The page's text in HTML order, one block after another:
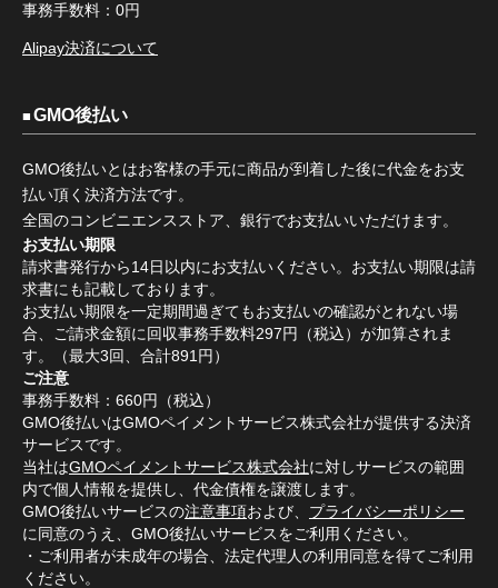
事務手数料：0円
Alipay決済について
GMO後払い
GMO後払いとはお客様の手元に商品が到着した後に代金をお支
払い頂く決済方法です。
全国のコンビニエンスストア、銀行でお支払いいただけます。
お支払い期限
請求書発行から14日以内にお支払いください。お支払い期限は請
求書にも記載しております。
お支払い期限を一定期間過ぎてもお支払いの確認がとれない場
合、ご請求金額に回収事務手数料297円（税込）が加算されま
す。（最大3回、合計891円）
ご注意
事務手数料：660円（税込）
GMO後払いはGMOペイメントサービス株式会社が提供する決済
サービスです。
当社はGMOペイメントサービス株式会社に対しサービスの範囲
内で個人情報を提供し、代金債権を譲渡します。
GMO後払いサービスの注意事項および、 プライバシーポリシー
に同意のうえ、GMO後払いサービスをご利用ください。
・ご利用者が未成年の場合、法定代理人の利用同意を得てご利用
ください。